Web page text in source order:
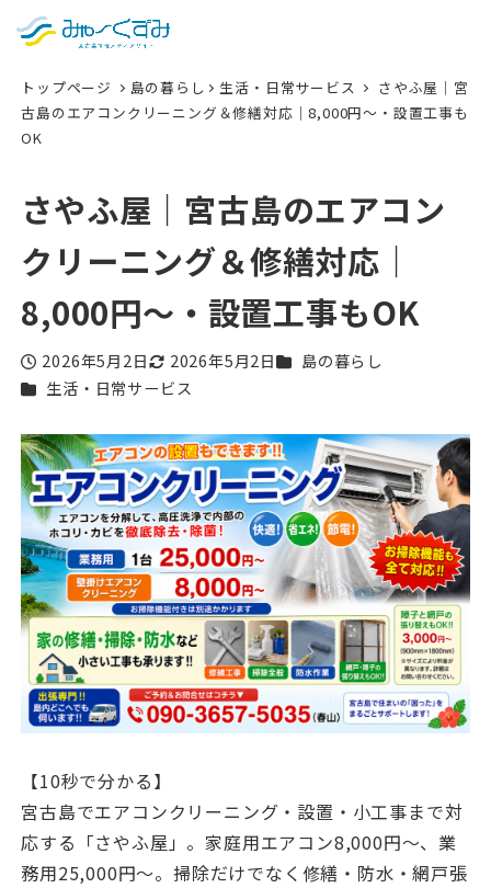
English
検索
トップページ 島の暮らし 生活・日常サービス
さやふ屋｜宮
古島のエアコンクリーニング＆修繕対応｜8,000円〜・設置工事も
OK
さやふ屋｜宮古島のエアコン
クリーニング＆修繕対応｜
8,000円〜・設置工事もOK
投稿日
2026年5月2日
更新日
2026年5月2日カテゴリー
島の暮らし
カテゴリー
生活・日常サービス
【10秒で分かる】
宮古島でエアコンクリーニング・設置・小工事まで対
応する「さやふ屋」。家庭用エアコン8,000円〜、業
務用25,000円〜。掃除だけでなく修繕・防水・網戸張